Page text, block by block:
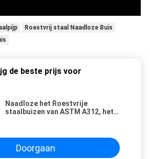
Roestvrij staal Naadloze Buis
de beste prijs voor
Naadloze het Roestvrije
staalbuizen van ASTM A312, het
TP317L
Doorgaan